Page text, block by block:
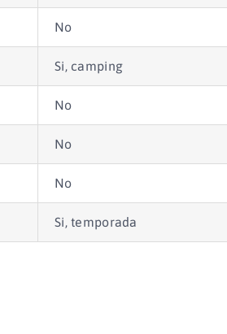
No
Si, camping
No
No
No
Si, temporada